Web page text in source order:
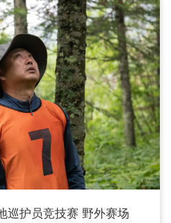
巡护员竞技赛 野外赛场